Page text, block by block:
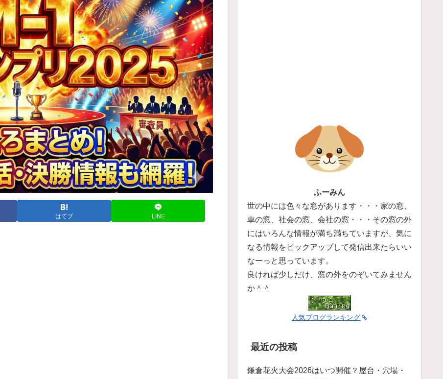
はてブ LINE
ふーみん
世の中には色々な窓があります・・・家の窓、
車の窓、社会の窓、会社の窓・・・その窓の外
にはいろんな情報が満ち満ちていますが、気に
なる情報をピックアップして発信出来たらいい
なーっと思っています。
良ければ少しだけ、窓の外をのぞいてみません
か＾＾
人気ブログランキング
最近の投稿
鎌倉花火大会2026はいつ開催？屋台・穴場・